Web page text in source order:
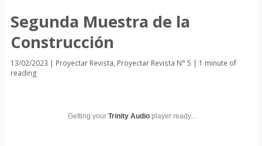
Segunda Muestra de la
Construcción
13/02/2023 | Proyectar Revista Proyectar Revista N° 5 | 1 minute of
reading
Getting your Trinity Audioplayer ready...